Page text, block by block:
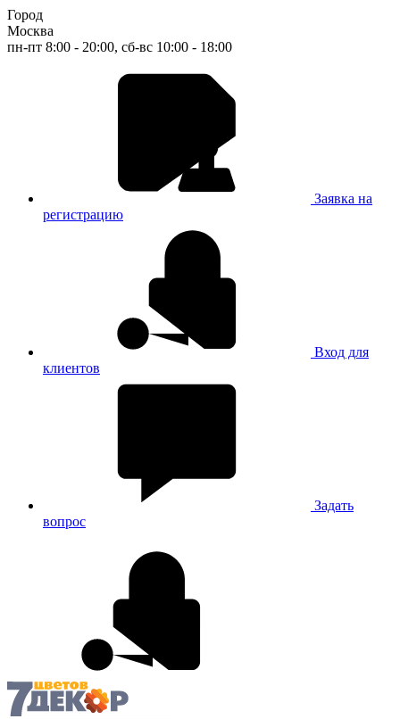
Город
Москва
пн-пт 8:00 - 20:00, сб-вс 10:00 - 18:00
Заявка на
регистрацию
Вход для
клиентов
Задать
вопрос